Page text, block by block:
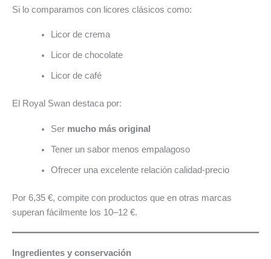
Si lo comparamos con licores clásicos como:
Licor de crema
Licor de chocolate
Licor de café
El Royal Swan destaca por:
Ser mucho más original
Tener un sabor menos empalagoso
Ofrecer una excelente relación calidad-precio
Por 6,35 €, compite con productos que en otras marcas
superan fácilmente los 10–12 €.
Ingredientes y conservación